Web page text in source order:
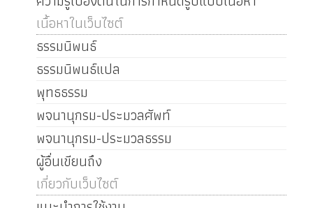
เนื้อหาในเว็บไซต์
ธรรมนิพนธ์
ธรรมนิพนธ์แปล
พุทธธรรม
พจนานุกรม-ประมวลศัพท์
พจนานุกรม-ประมวลธรรม
ผู้อื่นเขียนถึง
เกี่ยวกับเว็บไซต์